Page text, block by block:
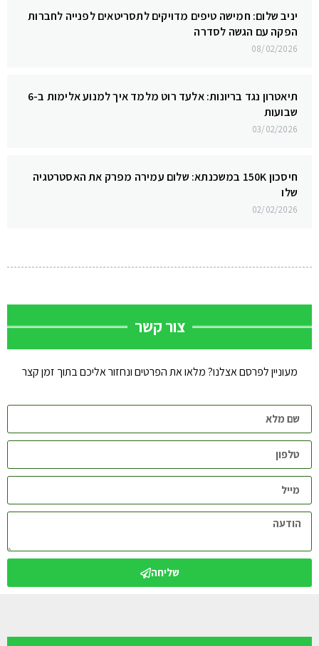
יניב שלום: חמישה טיפים מדויקים לתסריטאים לפנייה לחברות
הפקה עם הגשה לסדרה
08/02/2026
תיאטרון נגד בריונות: אלעד רוט מלמד איך למנוע אלימות ב-6
שבועות
03/02/2026
חיסכון 150K במשכנתא: שלום עמירה מפרק את האסטרטגיה
שלו
02/02/2026
צור קשר
מעוניין לפרסם אצלנו? מלאו את הפרטים ונחזור אליכם בתוך זמן קצר
שליחה